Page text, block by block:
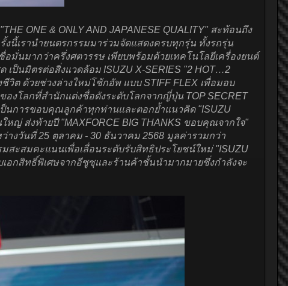
ONE & ONLY AND JAPANESE QUALITY" สะท้อนถึง
เรานำยนตรกรรมมาร่วมจัดแสดงครบทุกรุ่น ทั้งรถรุ่น
มั่นมากว่าครึ่งศตวรรษ เพียบพร้อมด้วยเทคโนโลยีเครื่องยนต์
เป็นมิตรต่อสิ่งแวดล้อม ISUZU X-SERIES "2 HOT…2
วิต ด้วยช่วงล่างใหม่โช้กอัพ แบบ STIFF FLEX เพื่อมอบ
องโลกที่สำนักแต่งชื่อดังระดับโลกจากญี่ปุ่น TOP SECRET
ป็นการขอบคุณลูกค้าทุกท่านและตอกย้ำแนวคิด "ISUZU
หญ่ ส่งท้ายปี "MAXFORCE BIG THANKS ขอบคุณจากใจ"
งวันที่ 25 ตุลาคม - 30 ธันวาคม 2568 มูลค่ารวมกว่า
สะสมคะแนนเพื่อเลื่อนระดับรับสิทธิประโยชน์ใหม่ "ISUZU
อกสิทธิ์พิเศษจากอีซูซุและร้านค้าชั้นนำมากมายซึ่งกำลังจะ